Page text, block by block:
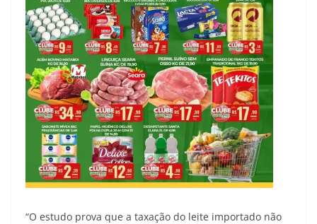
“O estudo prova que a taxação do leite importado não